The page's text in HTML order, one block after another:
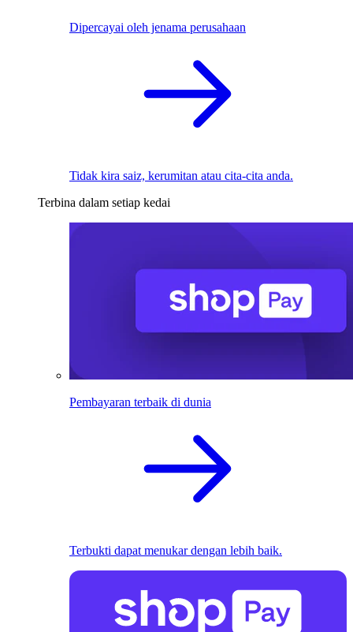
Dipercayai oleh jenama perusahaan
Tidak kira saiz, kerumitan atau cita-cita anda.
Terbina dalam setiap kedai
Pembayaran terbaik di dunia
Terbukti dapat menukar dengan lebih baik.